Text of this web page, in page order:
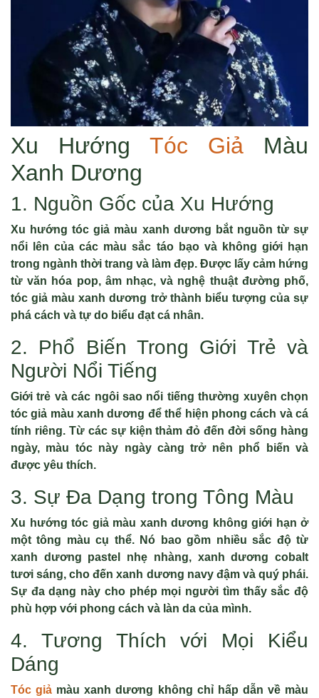
Xu Hướng Tóc Giả Màu
Xanh Dương
1. Nguồn Gốc của Xu Hướng
Xu hướng tóc giả màu xanh dương bắt nguồn từ sự
nổi lên của các màu sắc táo bạo và không giới hạn
trong ngành thời trang và làm đẹp. Được lấy cảm hứng
từ văn hóa pop, âm nhạc, và nghệ thuật đường phố,
tóc giả màu xanh dương trở thành biểu tượng của sự
phá cách và tự do biểu đạt cá nhân.
2. Phổ Biến Trong Giới Trẻ và
Người Nổi Tiếng
Giới trẻ và các ngôi sao nổi tiếng thường xuyên chọn
tóc giả màu xanh dương để thể hiện phong cách và cá
tính riêng. Từ các sự kiện thảm đỏ đến đời sống hàng
ngày, màu tóc này ngày càng trở nên phổ biến và
được yêu thích.
3. Sự Đa Dạng trong Tông Màu
Xu hướng tóc giả màu xanh dương không giới hạn ở
một tông màu cụ thể. Nó bao gồm nhiều sắc độ từ
xanh dương pastel nhẹ nhàng, xanh dương cobalt
tươi sáng, cho đến xanh dương navy đậm và quý phái.
Sự đa dạng này cho phép mọi người tìm thấy sắc độ
phù hợp với phong cách và làn da của mình.
4. Tương Thích với Mọi Kiểu
Dáng
Tóc giả màu xanh dương không chỉ hấp dẫn về màu